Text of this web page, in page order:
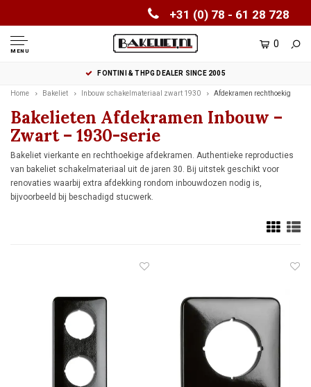
+31 (0) 78 - 61 28 728
MENU
0
FONTINI & THPG DEALER SINCE 2005
Home Bakeliet Inbouw schakelmateriaal zwart 1930 Afdekramen rechthoekig
Bakelieten Afdekramen Inbouw –
Zwart – 1930-serie
Bakeliet vierkante en rechthoekige afdekramen. Authentieke reproducties
van bakeliet schakelmateriaal uit de jaren 30. Bij uitstek geschikt voor
renovaties waarbij extra afdekking rondom inbouwdozen nodig is,
bijvoorbeeld bij beschadigd stucwerk.